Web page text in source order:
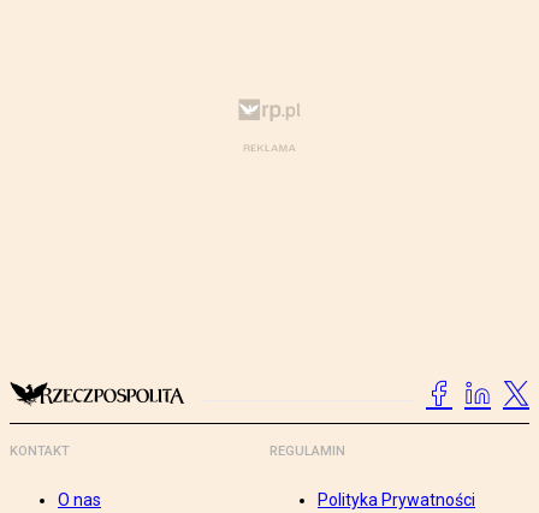
KONTAKT
O nas
REGULAMIN
Polityka Prywatności